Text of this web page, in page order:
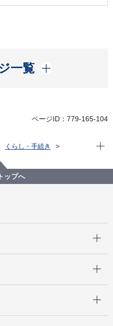
一覧
開く
ページID：779-165-104
くらし・手続き
区デジタルライブラリー
神奈川通公園 １
現在
ップへ